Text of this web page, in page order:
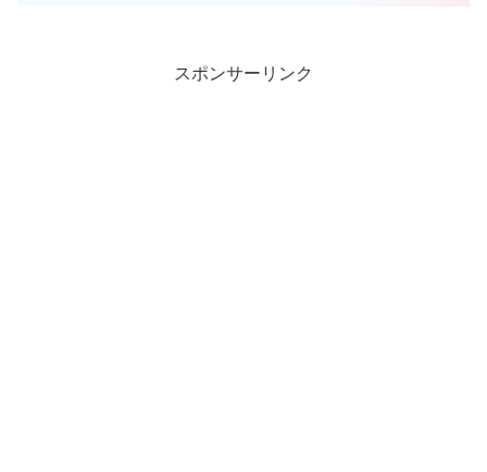
スポンサーリンク